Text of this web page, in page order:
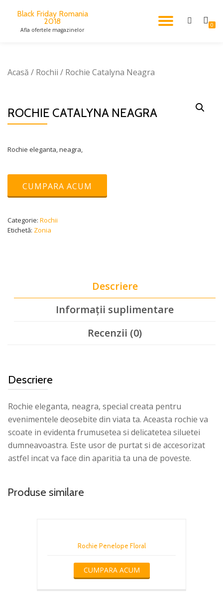
Black Friday Romania
2018
Afla ofertele magazinelor
0
Acasă / Rochii / Rochie Catalyna Neagra
ROCHIE CATALYNA NEAGRA
Rochie eleganta, neagra,
CUMPARA ACUM
Categorie: Rochii
Etichetă: Zonia
Descriere
Informații suplimentare
Recenzii (0)
Descriere
Rochie eleganta, neagra, special creata pentru
evenimentele deosebite din viata ta. Aceasta rochie va
scoate in evidenta frumusetea si delicatetea siluetei
dumneavoastra. Este usor de purtat si de accesorizat
astfel incat va face din aparitia ta una de poveste.
Produse similare
Rochie Penelope Floral
CUMPARA ACUM